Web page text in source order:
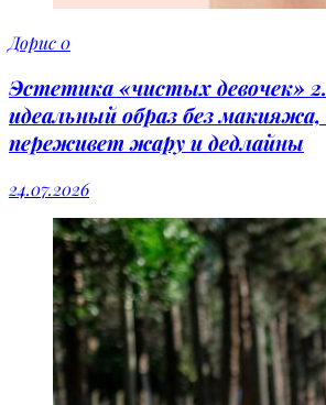
Дорис0
Эстетика «чистых девочек»
идеальный образ без
переживет жару и дедлайны
24.07.2026